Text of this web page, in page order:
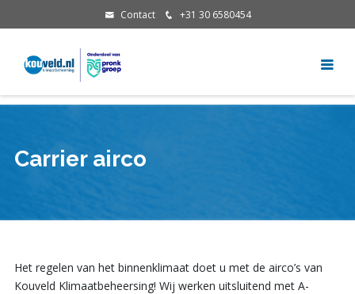
Contact +31 30 6580454
Carrier airco
Het regelen van het binnenklimaat doet u met de airco’s van
Kouveld Klimaatbeheersing! Wij werken uitsluitend met A-